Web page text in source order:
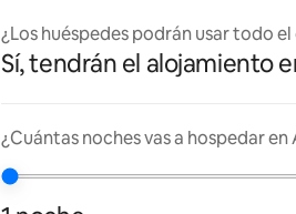
¿Los huéspedes podrán usar todo
Sí, tendrán el alojamiento
¿Cuántas noches vas a hospedar en